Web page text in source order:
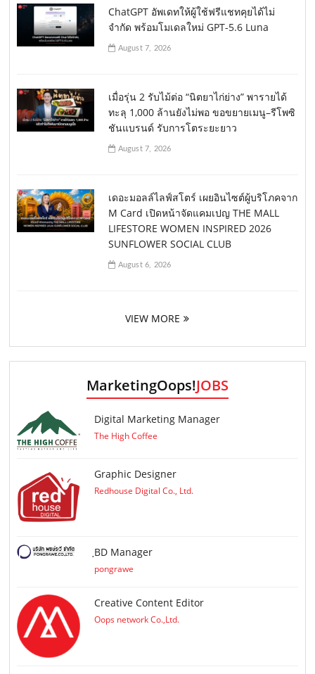
ChatGPT อัพเดทให้ผู้ใช้ฟรีแชทคุยได้ไม่
จำกัด พร้อมโมเดลใหม่ GPT-5.6 Luna
August 7, 2026
เมื่อรุ่น 2 รับไม้ต่อ “นิตยาไก่ย่าง” พารายได้
ทะลุ 1,000 ล้านยังไม่พอ ขอขยายเมนู–รีโพซิ
ชันแบรนด์ รับการโตระยะยาว
August 7, 2026
เดอะมอลล์ไลฟ์สโตร์ เผยอินไซต์ผู้บริโภคจาก
M Card เปิดหน้าจัดแคมเปญ THE MALL
LIFESTORE WOMEN INSPIRED 2026
SUNFLOWER SOCIAL CLUB
August 6, 2026
VIEW MORE
MarketingOops!JOBS
Digital Marketing Manager
The High Coffee
Graphic Designer
Redhouse Digital Co., Ltd.
ฺBD Manager
pongrawe
Creative Content Editor
Oops network Co.,Ltd.